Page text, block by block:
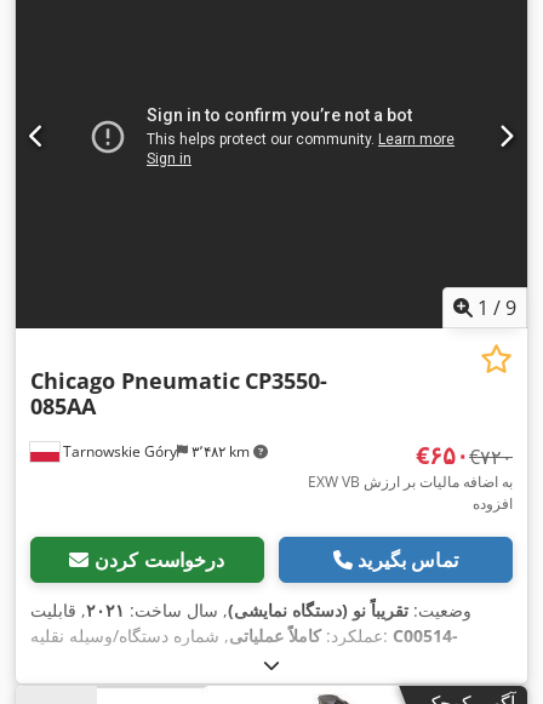
1 /9
Tarnowskie Góry ۳٬۴۸۲ km
Chicago Pneumatic CP3550-
085AA
‎€۶۵۰‎€۷۲۰
EXW VB به اضافه مالیات بر ارزش
افزوده
درخواست کردن تماس بگیرید
وضعیت: تقریباً نو (دستگاه نمایشی), سال ساخت: ۲۰۲۱, قابلیت
عملکرد:کاملاً عملیاتی , شماره دستگاه/وسیله نقلیه: C00514-
, طول کل:۲۵۰ میلی‌متر
۹۴ میلی‌متر
, فشار (حداقل):۶ میله , حداکثر دمای محیط: ۵۰ °C,